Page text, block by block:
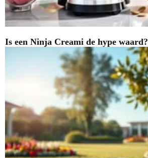
Is een Ninja Creami de hype waard?